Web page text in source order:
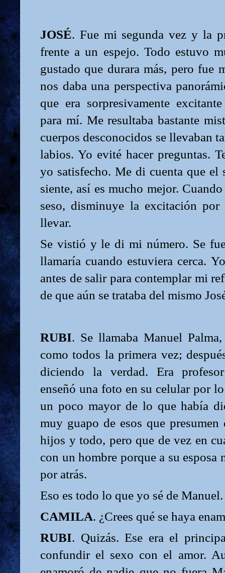
JOSÉ. Fue mi segunda vez y la
frente a un espejo. Todo estuvo
gustado que durara más, pero fue
nos daba una perspectiva
que era sorpresivamente
para mí. Me resultaba bastante
cuerpos desconocidos se llevaban
labios. Yo evité hacer preguntas.
yo satisfecho. Me di cuenta que el
siente, así es mucho mejor.
seso, disminuye la excitación por
llevar.
Se vistió y le di mi número. Se
llamaría cuando estuviera cerca.
antes de salir para contemplar mi
de que aún se trataba del mismo
RUBI. Se llamaba Manuel
como todos la primera vez;
diciendo la verdad. Era
enseñó una foto en su celular por
un poco mayor de lo que había
muy guapo de esos que
hijos y todo, pero que de vez en
con un hombre porque a su esposa
por atrás.
Eso es todo lo que yo sé de Manuel.
CAMILA. ¿Crees qué se haya
RUBI. Quizás. Ese era el
confundir el sexo con el amor.